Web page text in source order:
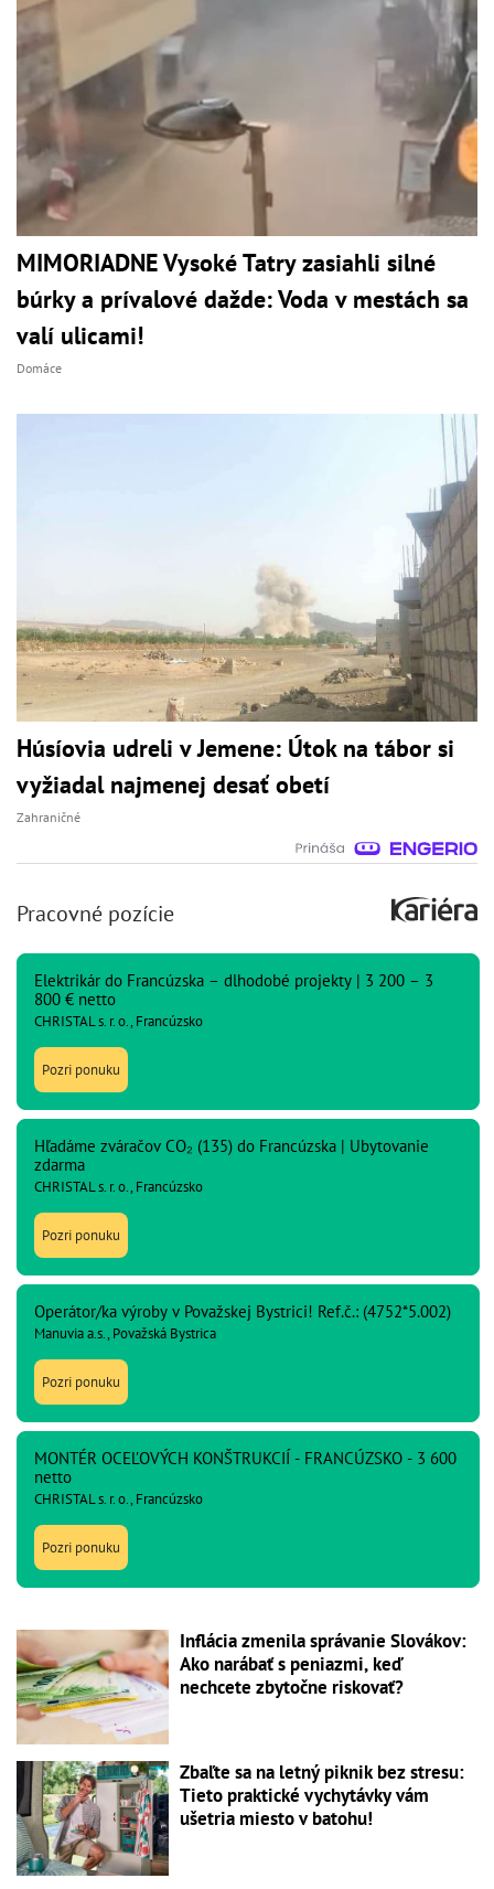
MIMORIADNE Vysoké Tatry zasiahli silné
búrky a prívalové dažde: Voda v mestách sa
valí ulicami!
Domáce
Húsíovia udreli v Jemene: Útok na tábor si
vyžiadal najmenej desať obetí
Zahraničné
Pracovné pozície
Elektrikár do Francúzska – dlhodobé projekty | 3 200 – 3
800 € netto
CHRISTAL s. r. o., Francúzsko
Pozri ponuku
Hľadáme zváračov CO₂ (135) do Francúzska | Ubytovanie
zdarma
CHRISTAL s. r. o., Francúzsko
Pozri ponuku
Operátor/ka výroby v Považskej Bystrici! Ref.č.: (4752*5.002)
Manuvia a.s., Považská Bystrica
Pozri ponuku
MONTÉR OCEĽOVÝCH KONŠTRUKCIÍ - FRANCÚZSKO - 3 600
netto
CHRISTAL s. r. o., Francúzsko
Pozri ponuku
Inflácia zmenila správanie Slovákov:
Ako narábať s peniazmi, keď
nechcete zbytočne riskovať?
Zbaľte sa na letný piknik bez stresu:
Tieto praktické vychytávky vám
ušetria miesto v batohu!